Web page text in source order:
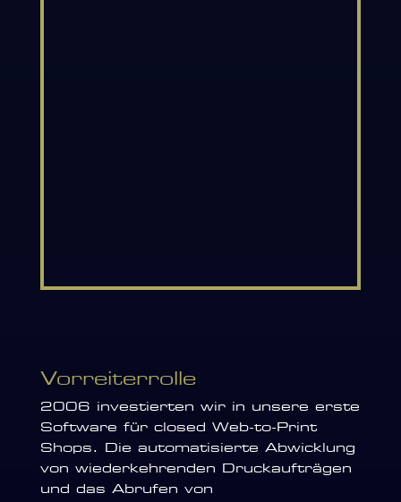
Vorreiterrolle
2006 investierten wir in unsere erste
Software für closed Web-to-Print
Shops. Die automatisierte Abwicklung
von wiederkehrenden Druckaufträgen
und das Abrufen von